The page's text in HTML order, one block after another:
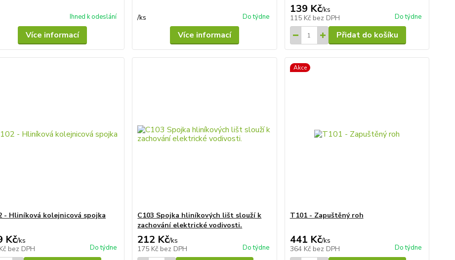
Ihned k odeslání
Více informací
/ks Do týdne
Více informací
139 Kč/ks
115 Kč bez DPH Do týdne
Přidat do košíku
- Hliníková kolejnicová spojka
Kč/ks
bez DPH Do týdne
C103 Spojka hliníkových lišt slouží k
zachování elektrické vodivosti.
212 Kč/ks
175 Kč bez DPH Do týdne
Akce
T101 - Zapuštěný roh
441 Kč/ks
364 Kč bez DPH Do týdne